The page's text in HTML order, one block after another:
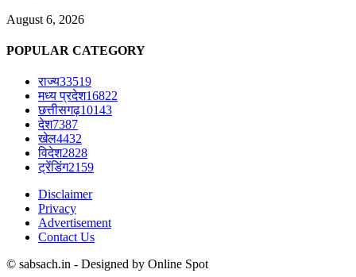
August 6, 2026
POPULAR CATEGORY
राज्य33519
मध्य प्रदेश16822
छत्तीसगढ़10143
देश7387
खेल4432
विदेश2828
ट्रेंडिंग2159
Disclaimer
Privacy
Advertisement
Contact Us
© sabsach.in - Designed by Online Spot